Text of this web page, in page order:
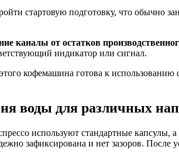
стартовую подготовку, что обычно
каналы от остатков
индикатор или сигнал.
кофемашина готова к использованию
воды для различных
используют стандартные капсулы,
зафиксирована и нет зазоров. После